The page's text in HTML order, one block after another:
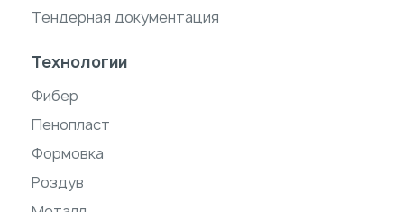
Тендерная документация
Технологии
Фибер
Пенопласт
Формовка
Роздув